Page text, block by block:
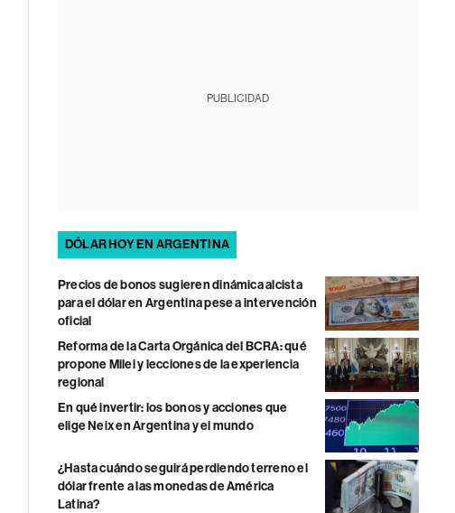
PUBLICIDAD
DÓLAR HOY EN ARGENTINA
Precios de bonos sugieren dinámica alcista
para el dólar en Argentina pese a intervención
oficial
Reforma de la Carta Orgánica del BCRA: qué
propone Milei y lecciones de la experiencia
regional
En qué invertir: los bonos y acciones que
elige Neix en Argentina y el mundo
¿Hasta cuándo seguirá perdiendo terreno el
dólar frente a las monedas de América
Latina?